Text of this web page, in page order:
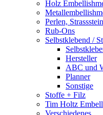
Holz
Perlen,
Rub-Ons
Selbstklebend /
Hersteller
ABC und
Planner
Sonstige
Stoffe + Filz
Tim Holtz
Verschiedenes